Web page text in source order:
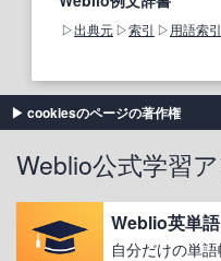
出典元 索引 用語索引
cookiesのページの著作権
Weblio公式学習
Weblio英単
自分だけの単